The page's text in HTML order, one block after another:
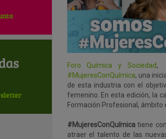
Foro Química y Sociedad,
#MujeresConQuímica, una
de esta industria con el
femenino. En esta edición, la
Formación Profesional, ámbito
#MujeresConQuímicatiene
atraer el talento de las